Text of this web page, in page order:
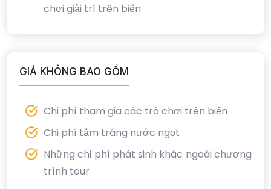
chơi giải trí trên biển
GIÁ KHÔNG BAO GỒM
Chi phí tham gia các trò chơi trên biển
Chi phí tắm tráng nước ngọt
Những chi phí phát sinh khác ngoài chương
trình tour